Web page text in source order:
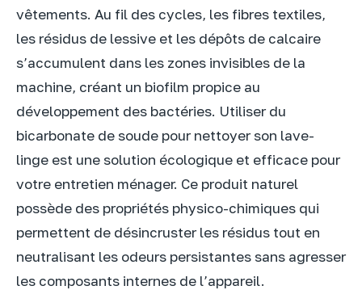
vêtements. Au fil des cycles, les fibres textiles,
les résidus de lessive et les dépôts de calcaire
s’accumulent dans les zones invisibles de la
machine, créant un biofilm propice au
développement des bactéries. Utiliser du
bicarbonate de soude pour nettoyer son lave-
linge est une solution écologique et efficace pour
votre entretien ménager. Ce produit naturel
possède des propriétés physico-chimiques qui
permettent de désincruster les résidus tout en
neutralisant les odeurs persistantes sans agresser
les composants internes de l’appareil.